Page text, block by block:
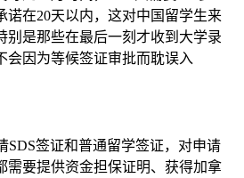
诺在20天以内，这对中国留学生来
别是那些在最后一刻才收到大学录
会因为等候签证审批而耽误入
签证和普通留学签证，对申请
需要提供资金担保证明、获得加拿